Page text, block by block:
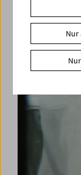
Kino für
CineminiNur